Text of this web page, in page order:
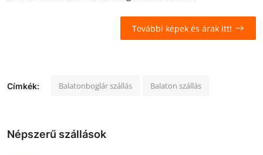
További képek és árak itt!
Címkék: Balatonboglár szállás Balaton szállás
Népszerű szállások